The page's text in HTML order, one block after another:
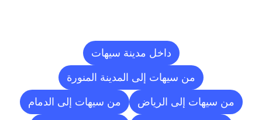
داخل مدينة سيهات
من سيهات إلى المدينة المنورة
من سيهات إلى الرياض من سيهات إلى الدمام